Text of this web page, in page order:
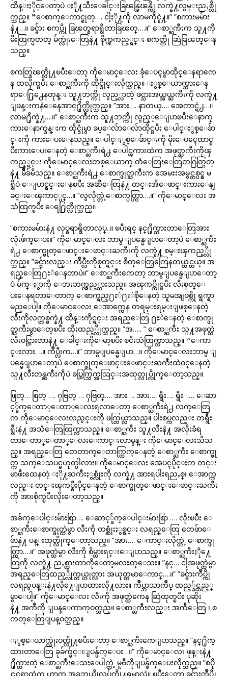
ထိန္းႏိုင္ေတာ့ပဲ ႏို႔သီးေခါင္းခြၽန္ခြၽန္ကို လက္နဲ႔လွမ္းညႇစ္လို
က္သည္။ ”ေစာက္ေကာင္စုတ္…. ငါ့ႏို႔ကို လာမကိုင္နဲ႔။” ”စကားမမ်ား
နဲ႔…။ ခင္ဗ်ား စကပ္ကို ခြၽတ္စရာရွိတာခြၽတ္….။” ေစာ္ႀကီးက သူ႔ကို
မီးထြက္မတတ္ မ်က္လုံးေတြနဲ႔ စိုက္ၾကည့္ရင္း စကတ္ကို ဆြဲခြၽတ္ေန
သည္။
စကတ္ခြၽတ္လို႔ၿပီးေတာ့ ကိုေမာင္ေလး ခုံေပၚမွာထိုင္ေနရာကေ
န ထလိုက္ၿပီး ေစာ္ႀကီးကို ထိုင္ခိုင္းလိုက္သည္။ ႏွစ္ေယာက္သားေန
ရာေ႐ြ႕ေနတုန္း သူ႔ဘက္ကို လွည့္လာတဲ့ ဖင္သားအယ္အယ္ႀကီးကို လက္နဲ႔
ျဖန္းကနဲေနေအာင္႐ိုက္လိုက္သည္။ ”အား…. နာတယ္…. အေကာင္ရဲ႕…။
လာမ႐ိုက္နဲ႔….။” ေစာ္ႀကီးက သူ႔ဘက္ကို လွည့္ေျပာၿပီးေနာက္
ကားေနာက္ခန္းက ထိုင္ခုံမွာ ခပ္ေလ်ာေလ်ာထိုင္ၿပီး ေပါင္ႏွစ္ေခ်ာ
င္းကို ကားေပးေနသည္။ ေပါင္ႏွစ္ေခ်ာင္းကို မိုးေပၚေထာင္ၿ
ပီးကားေပးေနတဲ့ ေစာ္ႀကီးရဲ႕ ေပါင္ၾကားထဲက အဖုတ္ႀကီးကိုၾ
ကည့္ရင္း ကိုေမာင္ေလးတစ္ေယာက္ တံေတြးေတြတဂြတ္ဂြတ္
နဲ႔ မ်ိဳခ်မိသည္။ ေစာ္ႀကီးရဲ႕ ေစာက္ဖုတ္ႀကီးက အေမႊးအမွင္တစ္ပင္မွ မ
ရွိပဲ ေျပာင္ရွင္းေနၿပီး အဆီေတြနဲ႔ တင္းအိေဖာင္းကားေနျ
ခင္းေၾကာင့္ပင္…။ ”လွလိုက္တဲ့ေစာက္ပတ္ကြာ….။” ကိုေမာင္ေလး အ
သံထြက္ၿပီး ေရ႐ြတ္လိုက္သည္။
”စကားမမ်ားနဲ႔ လုပ္စရာရွိတာလုပ္..။ ၿပီးရင္ နင္႐ိုက္ထားတာေတြအား
လုံးဖ်က္ေပး။” ကိုေမာင္ေလး ဘာမွ ျပန္မေျပာေတာ့ပဲ ေစာ္ႀကီး
ရဲ႕ ေစာက္ဖုတ္ေဖာင္းေဖာင္းႀကီးကို လက္နဲ႔ စမ္းၾကည့္လို
က္သည္။ ”ခင္ဗ်ားလည္း က်ဳပ္လီးကိုစုတ္ရင္း စိတ္ေတြႂကြေနတယ္ထင္တယ္။ အ
ရည္ေတြ႐ႊဲေနတာပဲ။” ေစာ္ႀကီးကေတာ့ ဘာမွျပန္မေျပာေတာ့
ပဲ မ်က္ႏွာကို ေဘးဘက္လွည့္ထားသည္။ အၾကပ္ကိုင္ၿပီး လီးစုတ္ေ
ပးေနရတာေတာက္ ေစာက္ရည္႐ႊဲ႐ႊဲစိုေနတဲ့ သူမအျဖစ္ကို ရွက္ရွာ
မည္ေပါ့။ ကိုေမာင္ေလး ေအာက္ကေန တရမ္းရမ္းျဖစ္ေနတဲ့
လီးကိုလက္တစ္ဖက္နဲ႔ ထိန္းကိုင္ရင္း အရည္ေတြ ႐ႊဲေနတဲ့ ေစာက္ဖု
တ္ႀကီးမွာေတ့ၿပီး ထိုးထည့္လိုက္သည္။ ”အ….. ” ေစာ္ႀကီး သူ႔အဖုတ္ထဲ
လီးဝင္သြားတာနဲ႔ ေခါင္းကိုေမာ့ၿပီး ၿငီးသံထြက္လာသည္။ ”ေကာ
င္းလား….။ က်ဳပ္လီးက…။” ဘာမွျပန္မေျပာ…။ ကိုေမာင္ေလးဘာမွ ျ
ပန္မေျပာေတာ့ပဲ ေစာက္ဖုတ္ေဖာင္းေဖာင္းႀကီးထဲဝင္ေနတဲ့
သူ႔လီးတန္ႀကီးကိုပဲ ခပ္သြက္သြက္အသြင္းအထုတ္လုပ္လိုက္ေတာ့သည္။
ဖြတ္… စြတ္ …. ႁဗြတ္ … ႁဗြတ္…. အား…. အား…. ရွီး…. ရွီး…… ေဆာ
င့္ခ်က္ေတာ္ေတာ္ေလးရလာေတာ့ ေစာ္ႀကီးရဲ႕ လက္ေတြ
က ကိုေမာင္ေလးလည္ပင္းကို ဖက္တြယ္လာသည္။ ပါးစပ္ကလည္း တရွီး
ရွီးနဲ႔ အသံေတြထြက္လာသည္။ ေစာ္ႀကီး သူ႔လီးနဲ႔ အလိုးခံရ
တာေတာ္ေတာ္ေလးေကာင္းလာမွန္း ကိုေမာင္ေလးသိသ
ည္။ အရည္ေတြ တေတာက္ေတာက္ထြက္ေနတဲ့ ေစာ္ႀကီး ေစာက္ဖု
တ္က သက္ေသပင္မဟုတ္ပါလား။ ကိုေမာင္ေလး အေပၚပိုင္းက တင္း
မာဖီးထေနတဲ့ ႏို႔ႀကီးႏွစ္လုံးကို လက္နဲ႔ အားရပါးရညႇစ္၊ ေအာက္က
လည္း တင္းၾကပ္စီးပိုင္ေနတဲ့ ေစာက္ဖုတ္ေဖာင္းေဖာင္းႀကီး
ကို အားစိုက္ၿပီးလိုးေတာ့သည္။
အခ်က္ေပါင္းမ်ားစြာ…. ေဆာင့္ခ်က္ေပါင္းမ်ားစြာ …. လိုးၿပီး ေ
စာ္ႀကီးေစာက္ဖုတ္ထဲမွာ လီးကို တစ္ဆုံးႏွစ္ရင္း လရည္ေတြ တေဖ်ာေ
ဖ်ာနဲ႔ ပန္းထုတ္လိုက္ေတာ့သည္။ ”အား…. ေကာင္းလိုက္တဲ့ ေစာက္ဖု
တ္ကြာ….။” အဖုတ္ထဲမွာ လီးကို စိမ္ထားရင္းေျပာသည္။ ေစာ္ႀကီးႏို႔ေ
တြကို လက္နဲ႔ ညႇစ္ထားတာကိုေတာ့မလႊတ္ေသး။ ”နင္… ငါ့အဖုတ္ထဲမွာ
အရည္ေတြထည့္လိုက္တယ္ဟုတ္လား အယုတ္တမာေကာင္….။” ”ခင္ဗ်ားက်ဳပ္ကို
လရည္မပန္းနဲ႔လို႔ေျပာထားလို႔လား။ က်ဳပ္ဘာသာက်ဳပ္ ထည့္ခ်င္ထည့္
မွာေပါ့။” ကိုေမာင္ေလး လီးကို အဖုတ္ထဲကေန ဆြဲထုတ္ၿပီး ပုဆိုး
နဲ႔ အက်ီကို ျပန္ေကာက္ဝတ္သည္။ ေစာ္ႀကီးလည္း အက်ီေတြ ၊ စ
ကတ္ေတြျပန္ဝတ္သည္။
ႏွစ္ေယာက္လုံးဝတ္လို႔ၿပီးေတာ့ ေစာ္ႀကီးကေျပာသည္။ ”နင္႐ိုက္
ထားတာေတြ ခုခ်က္ခ်င္းျပန္ဖ်က္ေပး…။” ကိုေမာင္ေလး ဖုန္းနဲ႔
႐ိုက္ထားတဲ့ ေစာ္ႀကီးေသးေပါက္တဲ့ မူဗီကိုျပန္ဖ်က္ေပးလိုက္သည္။ ”စပို
င္ကင္မရာထဲက ဟာက အခုဘယ္လိုလုပ္ဖ်က္လို႔ရမွာလဲ။ ၿပီးေတာ့ ခင္ဗ်ားက်ဳပ္ကို